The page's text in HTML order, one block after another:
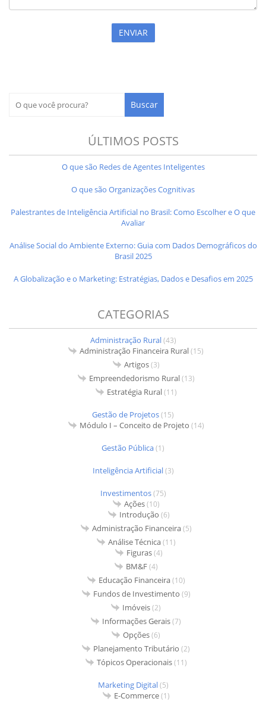
ÚLTIMOS POSTS
O que são Redes de Agentes Inteligentes
O que são Organizações Cognitivas
Palestrantes de Inteligência Artificial no Brasil: Como Escolher e O que
Avaliar
Análise Social do Ambiente Externo: Guia com Dados Demográficos do
Brasil 2025
A Globalização e o Marketing: Estratégias, Dados e Desafios em 2025
CATEGORIAS
Administração Rural(43)
Administração Financeira Rural(15)
Artigos(3)
Empreendedorismo Rural(13)
Estratégia Rural(11)
Gestão de Projetos(15)
Módulo I – Conceito de Projeto (14)
Gestão Pública(1)
Inteligência Artificial(3)
Investimentos(75)
Ações(10)
Introdução (6)
Administração Financeira(5)
Análise Técnica(11)
Figuras(4)
BM&F(4)
Educação Financeira(10)
Fundos de Investimento (9)
Imóveis(2)
Informações Gerais(7)
Opções(6)
Planejamento Tributário (2)
Tópicos Operacionais(11)
Marketing Digital(5)
E-Commerce(1)